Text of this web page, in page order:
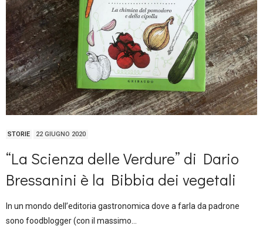
STORIE 22 GIUGNO 2020
“La Scienza delle Verdure” di Dario
Bressanini è la Bibbia dei vegetali
In un mondo dell’editoria gastronomica dove a farla da padrone
sono foodblogger (con il massimo…